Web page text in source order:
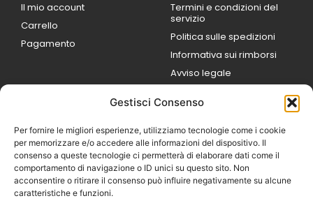
Gestisci Consenso
Per fornire le migliori esperienze, utilizziamo tecnologie come i cookie
per memorizzare e/o accedere alle informazioni del dispositivo. Il
consenso a queste tecnologie ci permetterà di elaborare dati come il
comportamento di navigazione o ID unici su questo sito. Non
acconsentire o ritirare il consenso può influire negativamente su alcune
caratteristiche e funzioni.
Il mio account
Carrello
Pagamento
Termini e condizioni del
servizio
Politica sulle spedizioni
Informativa sui rimborsi
Avviso legale
9:00
Sabato 09:00 /
14:00
16:30 /
Domenica